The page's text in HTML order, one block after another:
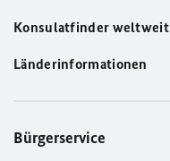
Konsulatfinder weltweit
Länderinformationen
Bürgerservice